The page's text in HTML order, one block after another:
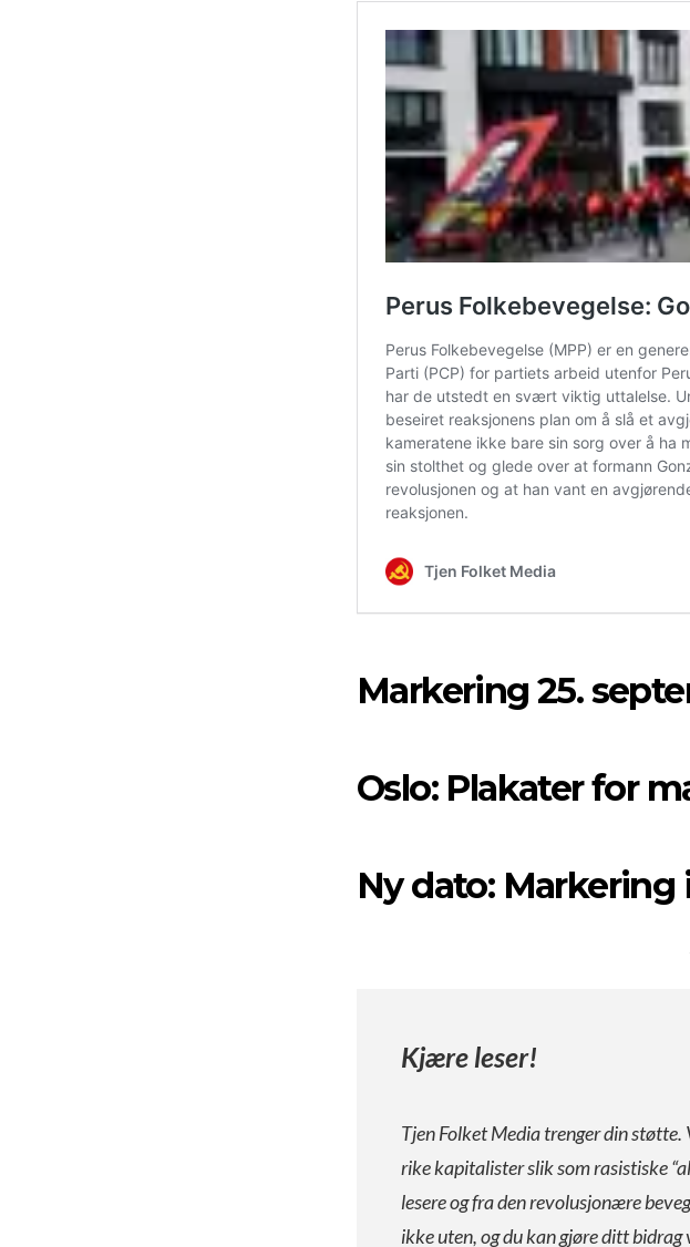
Markering 25.
Oslo: Plakater for
Ny dato: Markering
Kjære leser!
Tjen Folket Media trenger din støtte.
rike kapitalister slik som rasistiske
lesere og fra den revolusjonære
ikke uten, og du kan gjøre ditt bidrag